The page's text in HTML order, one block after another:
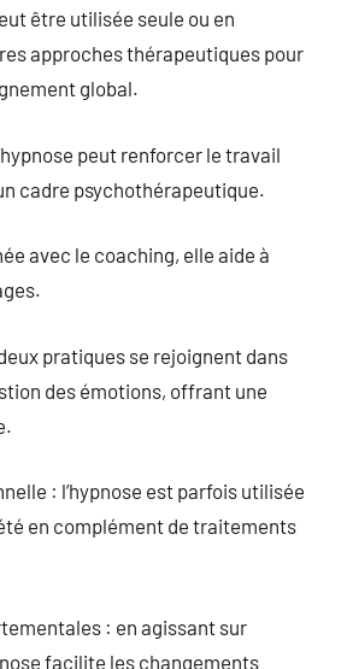
être utilisée seule ou en
approches thérapeutiques pour
global.
peut renforcer le travail
cadre psychothérapeutique.
avec le coaching, elle aide à
pratiques se rejoignent dans
des émotions, offrant une
: l’hypnose est parfois utilisée
en complément de traitements
: en agissant sur
facilite les changements